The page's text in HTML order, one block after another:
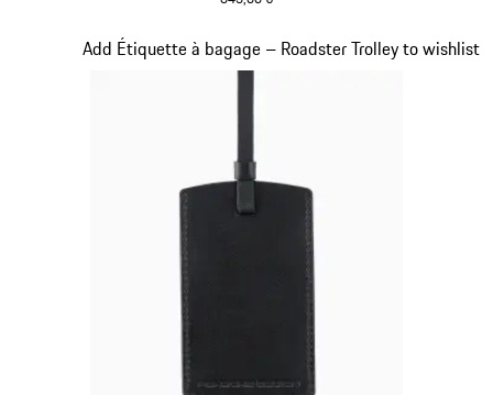
Add Étiquette à bagage – Roadster Trolley to wishlist
Diapositive 17 sur 20